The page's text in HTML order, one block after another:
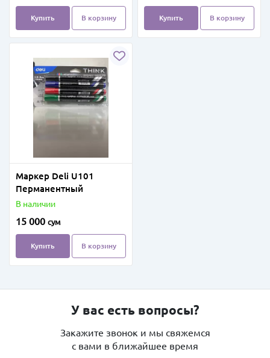
Купить В корзину Купить В корзину
Маркер Deli U101
Перманентный
В наличии
15 000 сум
Купить В корзину
У вас есть вопросы?
Закажите звонок и мы свяжемся
с вами в ближайшее время